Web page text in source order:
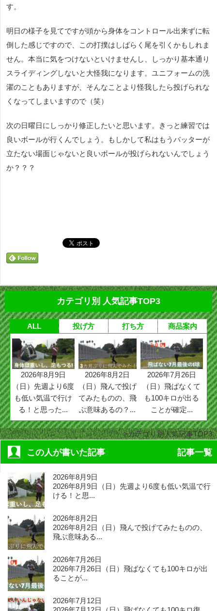
す。
明日の様子を見てですが頭から身体をコントロール出来ずに転
倒した感じですので、この打撲はしばらく尾を引くかもしれま
せん。本当に気をつけないといけませんし、しっかり基本通り
スライディングしないと大怪我になります。ユニフォームの洗
濯のこともありますが、そんなことより怪我したら投げられな
くなってしまいますので（笑）
次の日曜日にしっかり修正したいと思います。きっと練習では
良いボールが行くんでしょう。もしかして私はもうバッターが
立たない場面じゃないと良いボールが投げられないんでしょう
か？？？
カテゴリ別 人気記事TOP3
ALL 投げ方 打ち方 商品案内
2026年8月9日
（日）先週より6度
も低い気温で行け
る！と思った...
2026年8月2日
（日）飛んで投げ
てみたものの、飛
ぶ意味あるの？...
2026年7月26日
（日）飛ばなくて
も100キロが出る
ことが確定...
カテゴリ別人気記事TOP3
この人が書いた記事 記事一覧
2026年8月9日
2026年8月9日（日）先週より6度も低い気温で行
ける！と思...
2026年8月2日
2026年8月2日（日）飛んで投げてみたものの、
飛ぶ意味ある...
2026年7月26日
2026年7月26日（日）飛ばなくても100キロが出
ることが...
2026年7月12日